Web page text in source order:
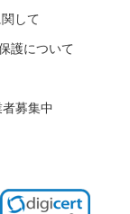
して
護について
募集中